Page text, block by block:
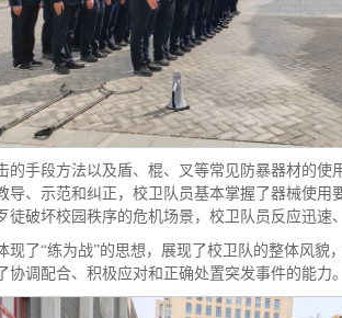
的手段方法以及盾、棍、叉等常见防暴器材的
导、示范和纠正，校卫队员基本掌握了器械使
破坏校园秩序的危机场景，校卫队员反应迅速
现了“练为战”的思想，展现了校卫队的整体风
调配合、积极应对和正确处置突发事件的能力。